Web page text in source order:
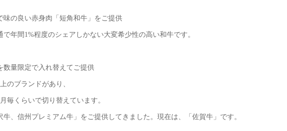
の良い赤身肉「短角和牛」をご提供
年間1%程度のシェアしかない大変希少性の高い和牛です。
量限定で入れ替えてご提供
ブランドがあり、
くらいで切り替えています。
信州プレミアム牛」をご提供してきました。現在は、「佐賀牛」です。